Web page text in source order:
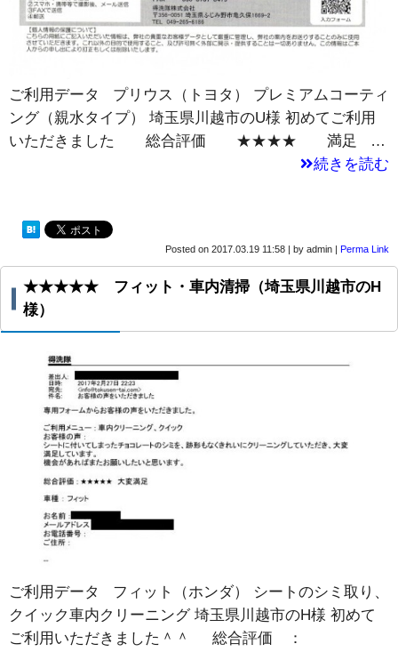
ご利用データ プリウス（トヨタ） プレミアムコーティ
ング（親水タイプ） 埼玉県川越市のU様 初めてご利用
いただきました 総合評価 ★★★★ 満足 …
続きを読む
Posted on 2017.03.19 11:58 | by admin | Perma Link
★★★★★ フィット・車内清掃（埼玉県川越市のH
様）
ご利用データ フィット（ホンダ） シートのシミ取り、
クイック車内クリーニング 埼玉県川越市のH様 初めて
ご利用いただきました＾＾ 総合評価 ：